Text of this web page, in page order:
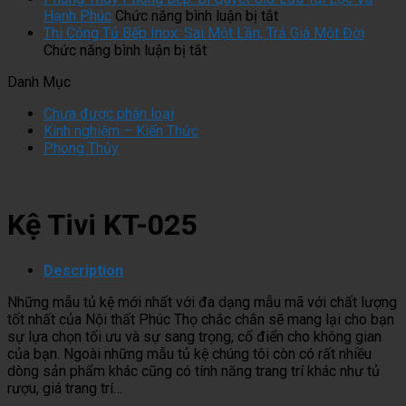
Đầu
Bị
Han
Gỉ
Bộ
Tủ
Hạnh Phúc Chức năng bình luận bị tắtở
Phong
Thi Công Tủ Bếp Inox: Sai Một Lần, Trả Giá Một Đời
Chức năng bình luận bị tắtở
Danh Mục
Chưa được phân loại
Kinh nghiệm – Kiến Thức
Phong Thủy
Kệ Tivi KT-025
Description
Những mẫu tủ kệ mới nhất với đa dạng mẫu mã với chất lượng
tốt nhất của Nội thất Phúc Thọ chắc chắn sẽ mang lại cho bạn
sự lựa chọn tối ưu và sự sang trọng, cổ điển cho không gian
của bạn. Ngoài những mẫu tủ kệ chúng tôi còn có rất nhiều
dòng sản phẩm khác cũng có tính năng trang trí khác như tủ
rượu, giá trang trí…